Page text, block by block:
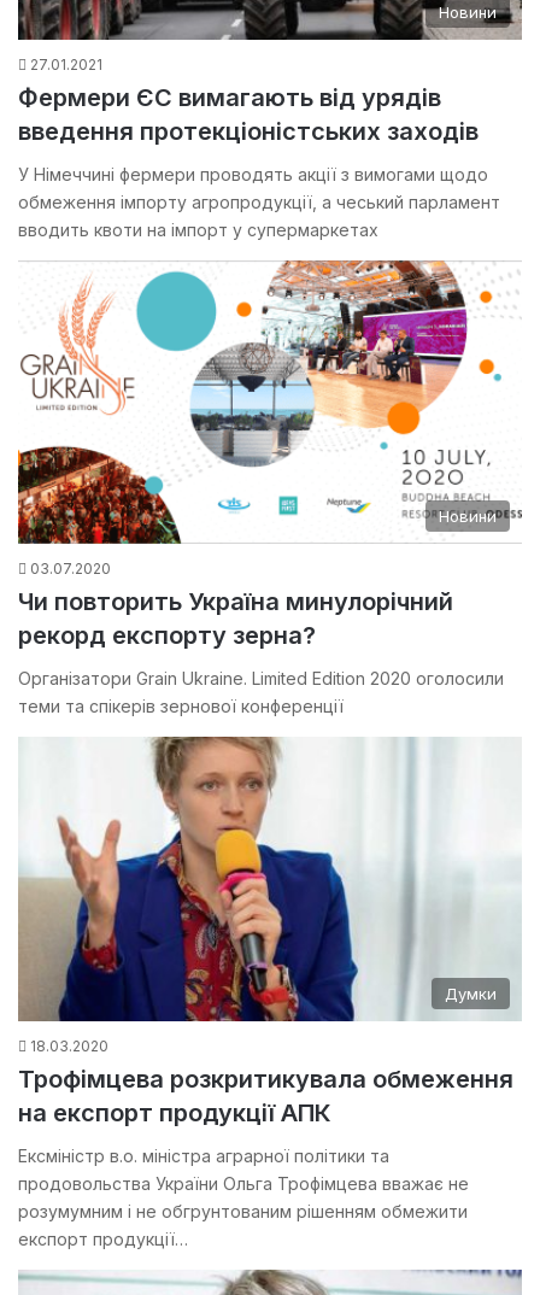
Новини
27.01.2021
Фермери ЄС вимагають від урядів
введення протекціоністських заходів
У Німеччині фермери проводять акції з вимогами щодо
обмеження імпорту агропродукції, а чеський парламент
вводить квоти на імпорт у супермаркетах
Новини
03.07.2020
Чи повторить Україна минулорічний
рекорд експорту зерна?
Організатори Grain Ukraine. Limited Edition 2020 оголосили
теми та спікерів зернової конференції
Думки
18.03.2020
Трофімцева розкритикувала обмеження
на експорт продукції АПК
Ексміністр в.о. міністра аграрної політики та
продовольства України Ольга Трофімцева вважає не
розумумним і не обгрунтованим рішенням обмежити
експорт продукції…